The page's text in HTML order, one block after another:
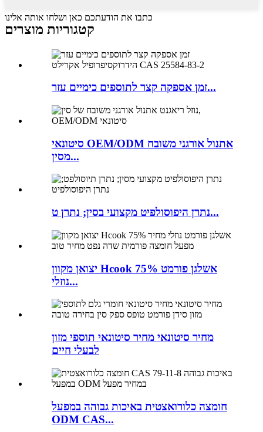
כתבו את הודעתכם כאן ושלחו אותה אלינו
קטגוריות מוצרים
זמן אספקה ​​קצר לתוספים כימיים עזר...
סיטונאי OEM/ODM אתנול אורגני משובח
מסין...
נתרן היפוסולפיט מקצועי בסין; נתרן ט...
יצואן מקוון Hcook 75% אשלגן פורמט
נוזלי...
מחיר סיטונאי מחיר סיטונאי תוספי מזון
לבעלי חיים
חומצה כלורואצטית באיכות גבוהה במפעל
ODM CAS...